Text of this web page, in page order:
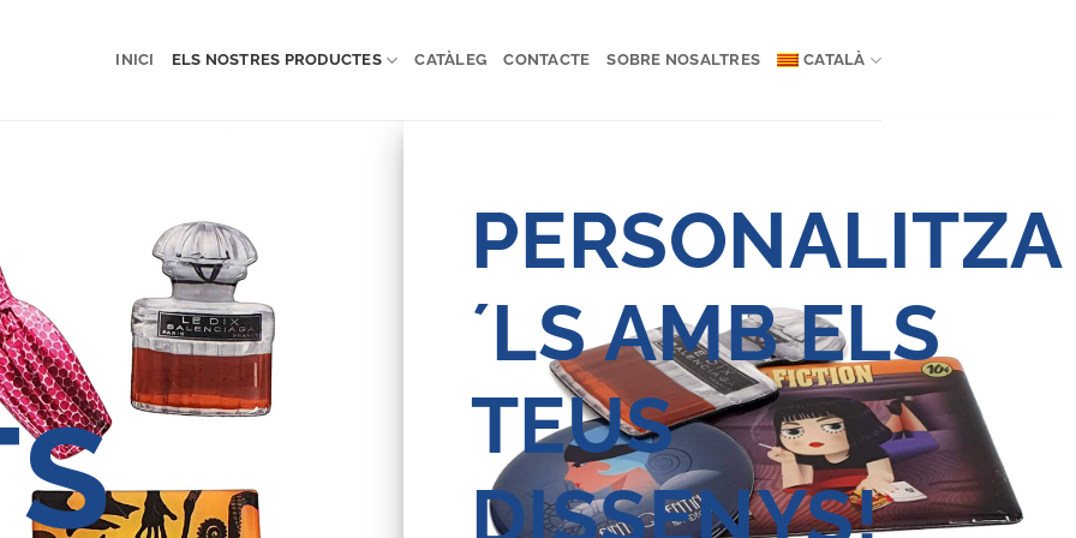
INICI ELS NOSTRES PRODUCTES CATÀLEG CONTACTE SOBRE NOSALTRES CATALÀ
PERSONALITZA
´LS AMB ELS
TEUS
DISSENYS!